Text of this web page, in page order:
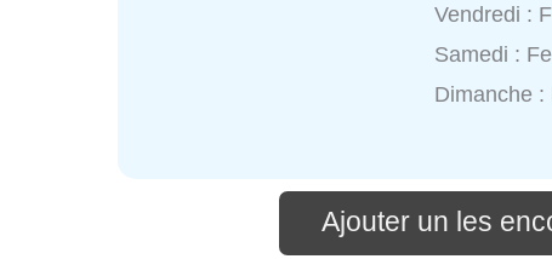
Vendredi :
Samedi :
Dimanche :
Ajouter un les